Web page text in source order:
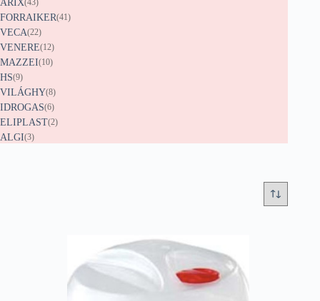
(43)
FORRAIKER(41)
VECA(22)
VENERE(12)
MAZZEI(10)
HS(9)
VILÁGHY(8)
IDROGAS(6)
ELIPLAST(2)
ALGI(3)